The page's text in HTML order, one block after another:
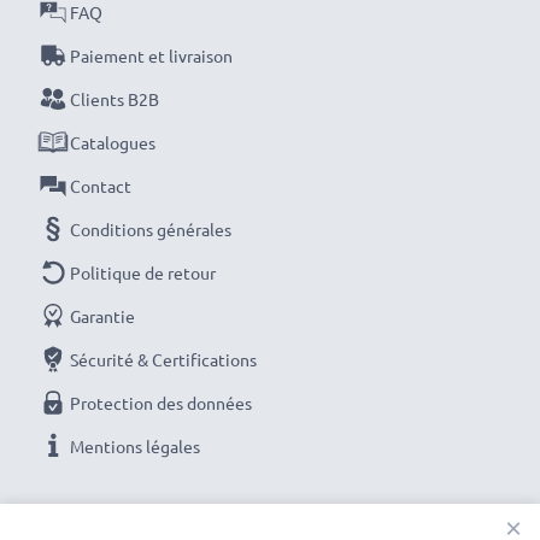
Chaque batterie CELLONIC est soumise à des tests
stricts pour garantir des performances élevées et
une alimentation durable. Commandez maintenant
pour une livraison rapide et une garantie de 3 ans !
FAQ
Paiement et livraison
Clients B2B
Catalogues
Contact
Conditions générales
Politique de retour
Garantie
Sécurité & Certifications
Protection des données
Mentions légales
×